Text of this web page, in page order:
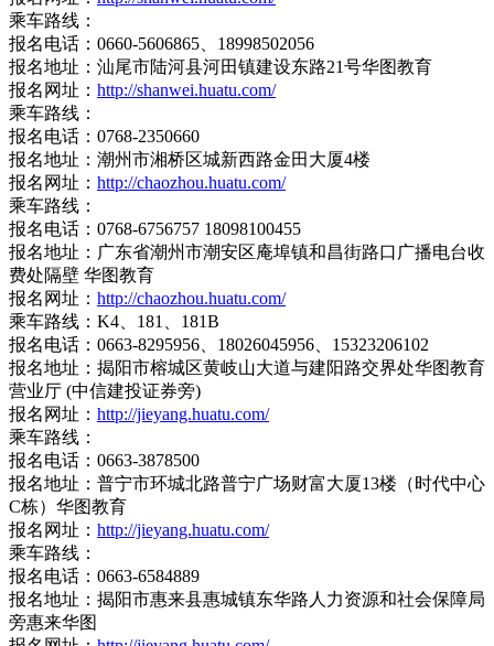
乘车路线：
报名电话：0660-5606865、18998502056
报名地址：汕尾市陆河县河田镇建设东路21号华图教育
报名网址： http://shanwei.huatu.com/
乘车路线：
报名电话：0768-2350660
报名地址：潮州市湘桥区城新西路金田大厦4楼
报名网址： http://chaozhou.huatu.com/
乘车路线：
报名电话：0768-6756757 18098100455
报名地址：广东省潮州市潮安区庵埠镇和昌街路口广播电台收
费处隔壁 华图教育
报名网址： http://chaozhou.huatu.com/
乘车路线：K4、181、181B
报名电话：0663-8295956、18026045956、15323206102
报名地址：揭阳市榕城区黄岐山大道与建阳路交界处华图教育
营业厅 (中信建投证券旁)
报名网址： http://jieyang.huatu.com/
乘车路线：
报名电话：0663-3878500
报名地址：普宁市环城北路普宁广场财富大厦13楼（时代中心
C栋）华图教育
报名网址： http://jieyang.huatu.com/
乘车路线：
报名电话：0663-6584889
报名地址：揭阳市惠来县惠城镇东华路人力资源和社会保障局
旁惠来华图